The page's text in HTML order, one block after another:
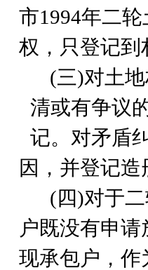
市1994年二
权，只登记到
(三)对土
清或有争议
记。对矛盾
因，并登记
(四)对于
户既没有申
现承包户，作